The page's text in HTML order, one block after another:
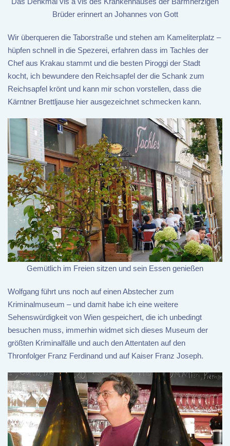
Brüder erinnert an Johannes von Gott
Wir überqueren die Taborstraße und stehen am Kameliterplatz –
hüpfen schnell in die Spezerei, erfahren dass im Tachles der
Chef aus Krakau stammt und die besten Piroggi der Stadt
kocht, ich bewundere den Reichsapfel der die Schank zum
Reichsapfel krönt und kann mir schon vorstellen, dass die
Kärntner Brettljause hier ausgezeichnet schmecken kann.
Gemütlich im Freien sitzen und sein Essen genießen
Wolfgang führt uns noch auf einen Abstecher zum
Kriminalmuseum – und damit habe ich eine weitere
Sehenswürdigkeit von Wien gespeichert, die ich unbedingt
besuchen muss, immerhin widmet sich dieses Museum der
größten Kriminalfälle und auch den Attentaten auf den
Thronfolger Franz Ferdinand und auf Kaiser Franz Joseph.